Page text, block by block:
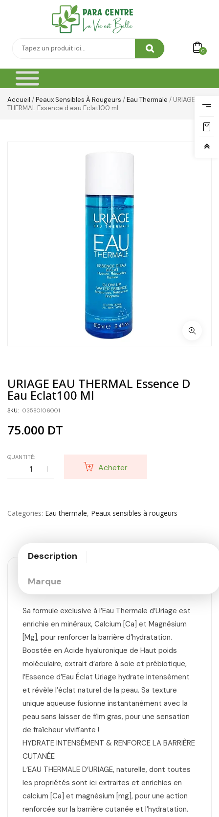
0
Accueil /Peaux Sensibles À Rougeurs /Eau Thermale / URIAGE EAU
THERMAL Essence d eau Eclat100 ml
URIAGE EAU THERMAL Essence D
Eau Eclat100 Ml
SKU: 03580106001
75.000 DT
QUANTITÉ:
Acheter
Categories Eau thermale, Peaux sensibles à rougeurs
Description
Marque
Sa formule exclusive à l’Eau Thermale d’Uriage est
enrichie en minéraux, Calcium [Ca] et Magnésium
[Mg], pour renforcer la barrière d’hydratation.
Boostée en Acide hyaluronique de Haut poids
moléculaire, extrait d’arbre à soie et prébiotique,
l’Essence d’Eau Éclat Uriage hydrate intensément
et révèle l’éclat naturel de la peau. Sa texture
unique aqueuse fusionne instantanément avec la
peau sans laisser de film gras, pour une sensation
de fraîcheur vivifiante !
HYDRATE INTENSÉMENT & RENFORCE LA BARRIÈRE
CUTANÉE
L’EAU THERMALE D’URIAGE, naturelle, dont toutes
les propriétés sont ici extraites et enrichies en
calcium [Ca] et magnésium [mg], pour une action
renforcée sur la barrière cutanée et l’hydratation.